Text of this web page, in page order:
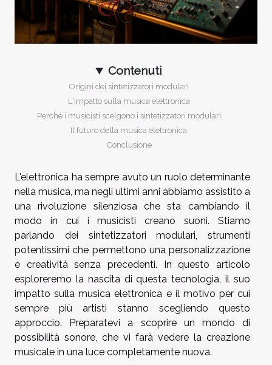
Contenuti
Origini dei sintetizzatori modulari
L'impatto sulla musica elettronica
Perché i musicisti scelgono i sintetizzatori modulari
Il futuro della musica elettronica
Conclusione
L'elettronica ha sempre avuto un ruolo determinante
nella musica, ma negli ultimi anni abbiamo assistito a
una rivoluzione silenziosa che sta cambiando il
modo in cui i musicisti creano suoni. Stiamo
parlando dei sintetizzatori modulari, strumenti
potentissimi che permettono una personalizzazione
e creatività senza precedenti. In questo articolo
esploreremo la nascita di questa tecnologia, il suo
impatto sulla musica elettronica e il motivo per cui
sempre più artisti stanno scegliendo questo
approccio. Preparatevi a scoprire un mondo di
possibilità sonore, che vi farà vedere la creazione
musicale in una luce completamente nuova.